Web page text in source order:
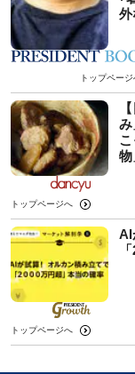
外
トップページ
物
トップページへ
AI
トップページへ